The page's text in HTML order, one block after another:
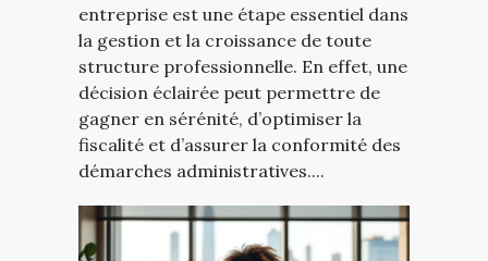
entreprise est une étape essentiel dans
la gestion et la croissance de toute
structure professionnelle. En effet, une
décision éclairée peut permettre de
gagner en sérénité, d’optimiser la
fiscalité et d’assurer la conformité des
démarches administratives....